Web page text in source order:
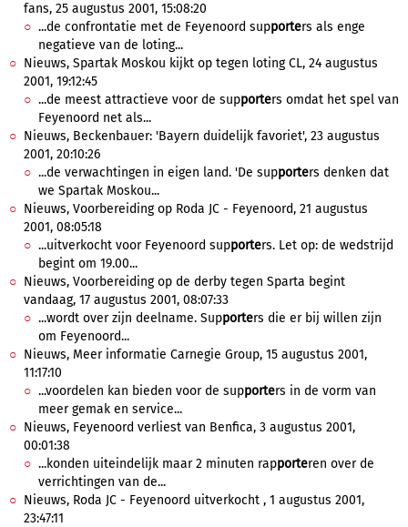
fans, 25 augustus 2001, 15:08:20
...de confrontatie met de Feyenoord supporters als enge
negatieve van de loting...
Nieuws, Spartak Moskou kijkt op tegen loting CL, 24 augustus
2001, 19:12:45
...de meest attractieve voor de supporters omdat het spel van
Feyenoord net als...
Nieuws, Beckenbauer: 'Bayern duidelijk favoriet', 23 augustus
2001, 20:10:26
...de verwachtingen in eigen land. 'De supporters denken dat
we Spartak Moskou...
Nieuws, Voorbereiding op Roda JC - Feyenoord, 21 augustus
2001, 08:05:18
...uitverkocht voor Feyenoord supporters. Let op: de wedstrijd
begint om 19.00...
Nieuws, Voorbereiding op de derby tegen Sparta begint
vandaag, 17 augustus 2001, 08:07:33
...wordt over zijn deelname. Supporters die er bij willen zijn
om Feyenoord...
Nieuws, Meer informatie Carnegie Group, 15 augustus 2001,
11:17:10
...voordelen kan bieden voor de supporters in de vorm van
meer gemak en service...
Nieuws, Feyenoord verliest van Benfica, 3 augustus 2001,
00:01:38
...konden uiteindelijk maar 2 minuten rapporteren over de
verrichtingen van de...
Nieuws, Roda JC - Feyenoord uitverkocht , 1 augustus 2001,
23:47:11